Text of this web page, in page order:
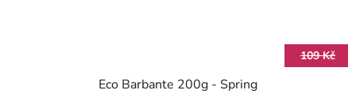
109 Kč
Eco Barbante 200g - Spring